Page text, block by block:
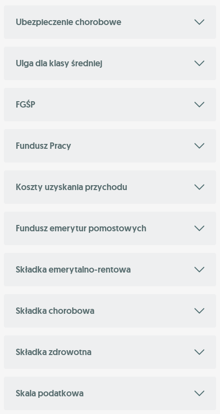
Ubezpieczenie chorobowe
Ulga dla klasy średniej
FGŚP
Fundusz Pracy
Koszty uzyskania przychodu
Fundusz emerytur pomostowych
Składka emerytalno-rentowa
Składka chorobowa
Składka zdrowotna
Skala podatkowa